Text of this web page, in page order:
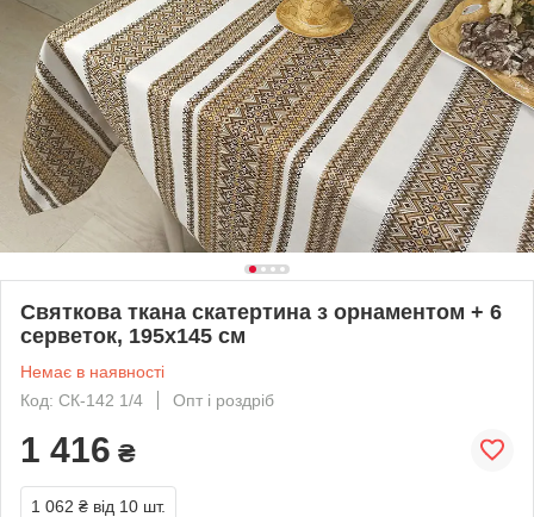
Святкова ткана скатертина з орнаментом + 6
серветок, 195х145 см
Немає в наявності
Код: СК-142 1/4
Опт і роздріб
1 416 ₴
1 062 ₴ від 10 шт.